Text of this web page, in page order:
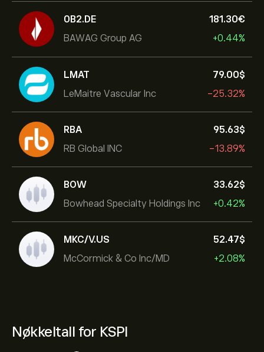
0B2.DE
BAWAG Group AG
181.30‎€‎
+0.44%
LMAT
LeMaitre Vascular Inc
79.00‎$‎
-25.32%
RBA
RB Global INC
95.63‎$‎
-13.89%
BOW
Bowhead Specialty Holdings Inc
33.62‎$‎
+0.42%
MKC/V.US
McCormick & Co Inc/MD
52.47‎$‎
+2.08%
Nøkkeltall for KSPI